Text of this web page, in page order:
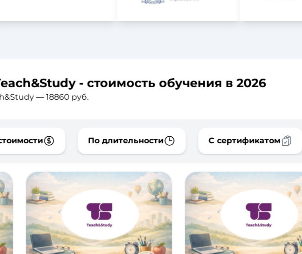
- стоимость обучения в 2026
— 18860 руб.
По длительности С сертификатом